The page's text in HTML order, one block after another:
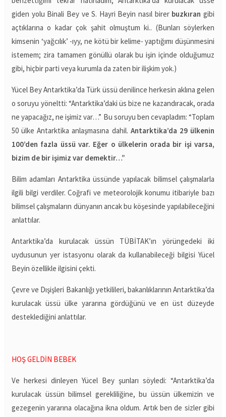
giden yolu Binali Bey ve S. Hayri Beyin nasıl birer buzkıran gibi
açtıklarına o kadar çok şahit olmuştum ki.. (Bunları söylerken
kimsenin ‘yağcılık’ -ıyy, ne kötü bir kelime- yaptığımı düşünmesini
istemem; zira tamamen gönüllü olarak bu işin içinde olduğumuz
gibi, hiçbir parti veya kurumla da zaten bir ilişkim yok.)
Yücel Bey Antarktika’da Türk üssü denilince herkesin aklına gelen
o soruyu yöneltti: “Antarktika’daki üs bize ne kazandıracak, orada
ne yapacağız, ne işimiz var…” Bu soruyu ben cevapladım: “Toplam
50 ülke Antarktika anlaşmasına dahil. Antarktika’da 29 ülkenin
100’den fazla üssü var. Eğer o ülkelerin orada bir işi varsa,
bizim de bir işimiz var demektir…”
Bilim adamları Antarktika üssünde yapılacak bilimsel çalışmalarla
ilgili bilgi verdiler. Coğrafi ve meteorolojik konumu itibariyle bazı
bilimsel çalışmaların dünyanın ancak bu köşesinde yapılabileceğini
anlattılar.
Antarktika’da kurulacak üssün TÜBİTAK’ın yörüngedeki iki
uydusunun yer istasyonu olarak da kullanabileceği bilgisi Yücel
Beyin özellikle ilgisini çekti.
Çevre ve Dışişleri Bakanlığı yetkilileri, bakanlıklarının Antarktika’da
kurulacak üssü ülke yararına gördüğünü ve en üst düzeyde
desteklediğini anlattılar.
HOŞ GELDİN BEBEK
Ve herkesi dinleyen Yücel Bey şunları söyledi: “Antarktika’da
kurulacak üssün bilimsel gerekliliğine, bu üssün ülkemizin ve
gezegenin yararına olacağına ikna oldum. Artık ben de sizler gibi